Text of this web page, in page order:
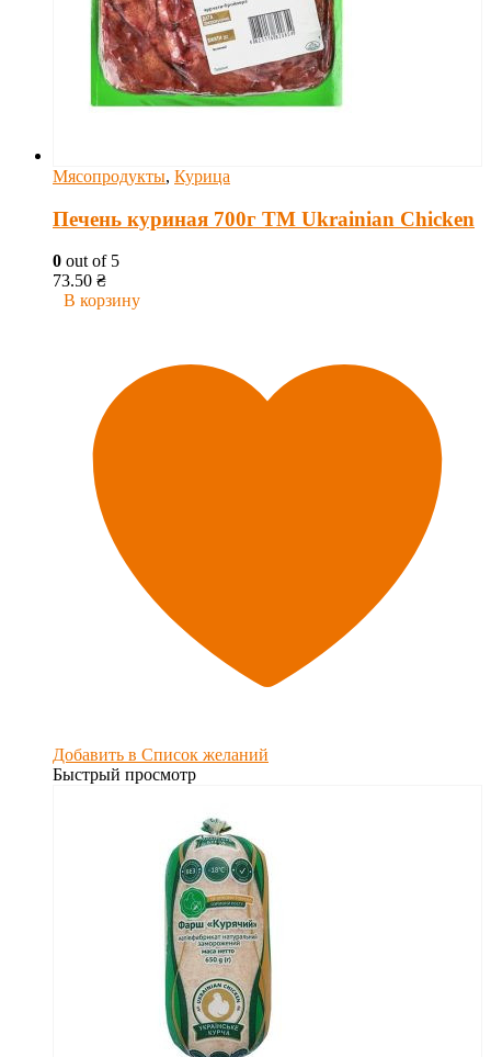
Мясопродукты, Курица
Печень куриная 700г ТМ Ukrainian Chicken
0 out of 5
73.50 ₴
В корзину
Добавить в Список желаний
Быстрый просмотр